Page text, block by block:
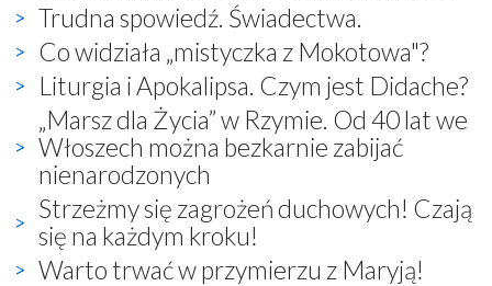
Trudna spowiedź. Świadectwa.
Co widziała „mistyczka z Mokotowa"?
Liturgia i Apokalipsa. Czym jest Didache?
„Marsz dla Życia” w Rzymie. Od 40 lat we
Włoszech można bezkarnie zabijać
nienarodzonych
Strzeżmy się zagrożeń duchowych! Czają
się na każdym kroku!
Warto trwać w przymierzu z Maryją!